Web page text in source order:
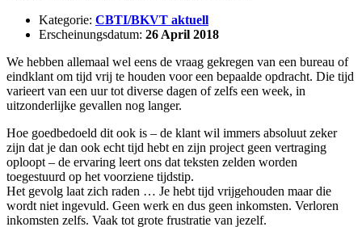
Kategorie: CBTI/BKVT aktuell
Erscheinungsdatum: 26 April 2018
We hebben allemaal wel eens de vraag gekregen van een bureau of
eindklant om tijd vrij te houden voor een bepaalde opdracht. Die tijd
varieert van een uur tot diverse dagen of zelfs een week, in
uitzonderlijke gevallen nog langer.
Hoe goedbedoeld dit ook is – de klant wil immers absoluut zeker
zijn dat je dan ook echt tijd hebt en zijn project geen vertraging
oploopt – de ervaring leert ons dat teksten zelden worden
toegestuurd op het voorziene tijdstip.
Het gevolg laat zich raden … Je hebt tijd vrijgehouden maar die
wordt niet ingevuld. Geen werk en dus geen inkomsten. Verloren
inkomsten zelfs. Vaak tot grote frustratie van jezelf.